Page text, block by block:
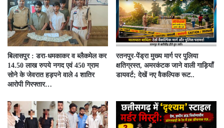
बिलासपुर : डरा-धमकाकर व ब्लैकमेल कर
14.50 लाख रुपये नगद एवं 450 ग्राम
सोने के जेवरात हड़पने वाले 4 शातिर
आरोपी गिरफ्तार…
रतनपुर-पेंड्रा मुख्य मार्ग पर पुलिया
क्षतिग्रस्त, अमरकंटक जाने वाली गाड़ियाँ
डायवर्ट; देखें नए वैकल्पिक रूट..